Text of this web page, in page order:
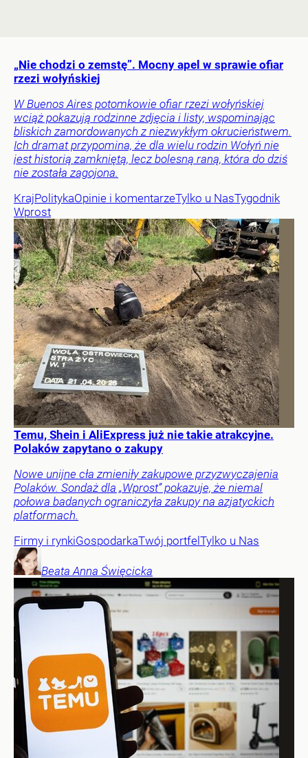
„Nie chodzi o zemstę”. Mocny apel w sprawie ofiar
rzezi wołyńskiej
W Buenos Aires potomkowie ofiar rzezi wołyńskiej
wciąż pokazują rodzinne zdjęcia i listy, wspominając
bliskich zamordowanych z niezwykłym okrucieństwem.
Ich dramat przypomina, że dla wielu rodzin Wołyń nie
jest historią zamkniętą, lecz bolesną raną, która do dziś
nie została zagojona.
KrajPolitykaOpinie i komentarzeTylko u NasTygodnik
Wprost
Temu, Shein i AliExpress już nie takie atrakcyjne.
Polaków zapytano o zakupy
Nowe unijne cła zmieniły zakupowe przyzwyczajenia
Polaków. Sondaż dla „Wprost” pokazuje, że niemal
połowa badanych ograniczyła zakupy na azjatyckich
platformach.
Firmy i rynkiGospodarkaTwój portfelTylko u Nas
Beata Anna Święcicka